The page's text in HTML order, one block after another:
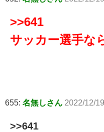
>>641
サッカー選手な
655: 名無しさん 2022/12/
>>641